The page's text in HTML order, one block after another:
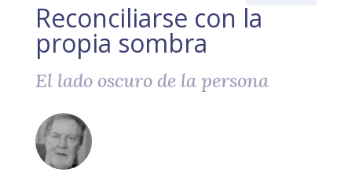
Reconciliarse con la
propia sombra
El lado oscuro de la persona